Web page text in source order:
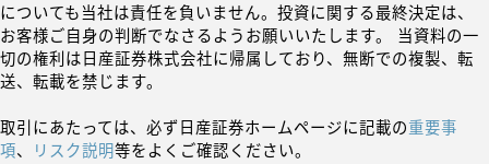
についても当社は責任を負いません。投資に関する最終決定は、
お客様ご自身の判断でなさるようお願いいたします。 当資料の一
切の権利は日産証券株式会社に帰属しており、無断での複製、転
送、転載を禁じます。
取引にあたっては、必ず日産証券ホームページに記載の重要事
項、 リスク説明等をよくご確認ください。